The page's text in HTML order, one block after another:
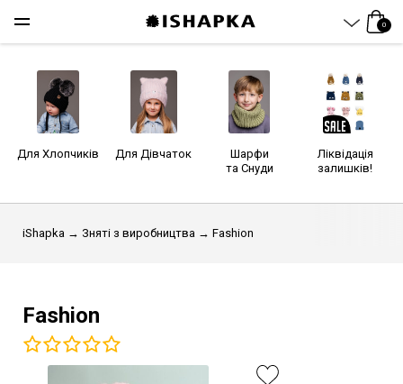
0
Для Хлопчиків Для Дівчаток
Шарфи
та Снуди
Ліквідація
залишків!
iShapka → Зняті з виробництва → Fashion
Fashion